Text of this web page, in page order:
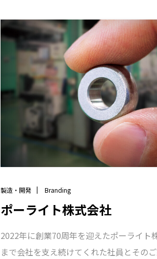
たなコンセプトのもとVI統一を図りまし
トとして「chemistry」をご提案。事業内
さまざまな年代・職種の社員が協力し合う
います。コーポレートカラーを効果的に使
に、社員の方々の働く様子や、雰囲気の良
多く使用することで「人を思う企業」とい
浮かび上がるビジュアル開発を目指しま
製造・開発 Branding
ポーライト株式会社
2022年に創業70周年を迎えたポーライト
まで会社を支え続けてくれた社員とその